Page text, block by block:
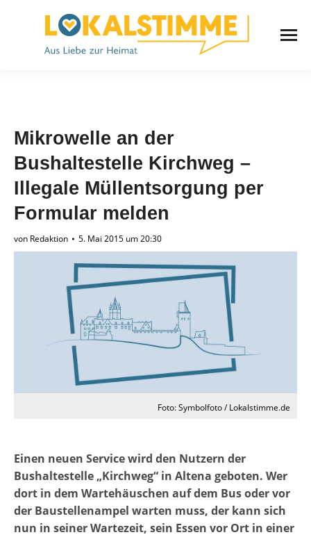
Mikrowelle an der
Bushaltestelle Kirchweg –
Illegale Müllentsorgung per
Formular melden
von Redaktion 5. Mai 2015 um 20:30
Foto: Symbolfoto / Lokalstimme.de
Einen neuen Service wird den Nutzern der
Bushaltestelle „Kirchweg“ in Altena geboten. Wer
dort in dem Wartehäuschen auf dem Bus oder vor
der Baustellenampel warten muss, der kann sich
nun in seiner Wartezeit, sein Essen vor Ort in einer